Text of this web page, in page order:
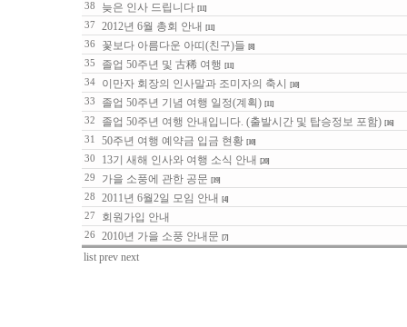
38 늦은 인사 드립니다 [11]
37 2012년 6월 총회 안내 [11]
36 꽃보다 아름다운 아띠(친구)들 [8]
35 졸업 50주년 및 古稀 여행 [11]
34 이만자 회장의 인사말과 조미자의 축시 [10]
33 졸업 50주년 기념 여행 일정(계획) [11]
32 졸업 50주년 여행 안내입니다. (출발시간 및 탑승정보 포함) [16]
31 50주년 여행 예약금 입금 현황 [10]
30 13기 새해 인사와 여행 소식 안내 [20]
29 가을 소풍에 관한 공문 [19]
28 2011년 6월2일 모임 안내 [4]
27 회원가입 안내
26 2010년 가을 소풍 안내문 [7]
list prev next